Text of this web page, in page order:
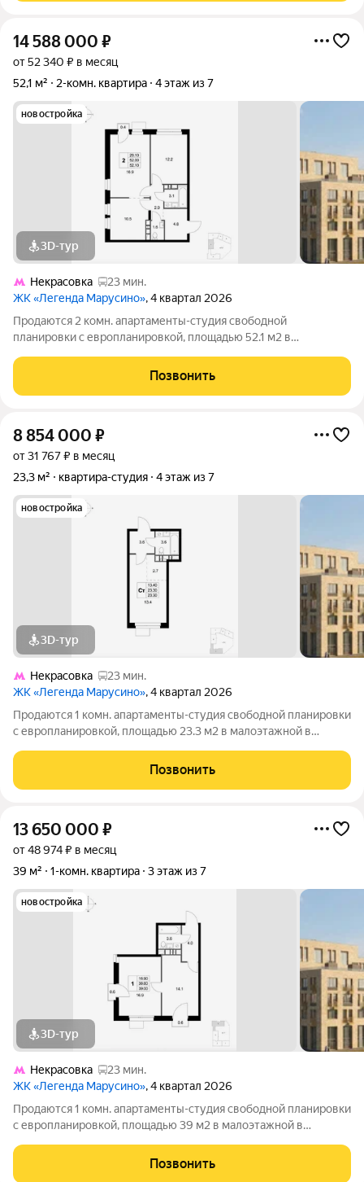
14 588 000 ₽
от 52 340 ₽ в месяц
52,1 м²
2-комн. квартира 4 этаж из 7
новостройка
3D-тур
Некрасовка
23 мин.
ЖК «Легенда Марусино», 4 квартал 2026
Продаются 2 комн. апартаменты-студия свободной
планировки с европланировкой, площадью 52.1 м2 в
транспортом от м. Некрасовка. Возможен вариант покупки с
использованием ипотечных средств, есть
Позвонить
8 854 000 ₽
от 31 767 ₽ в месяц
23,3 м²
квартира-студия 4 этаж из 7
новостройка
3D-тур
Некрасовка
23 мин.
ЖК «Легенда Марусино», 4 квартал 2026
Продаются 1 комн. апартаменты-студия свободной планировки
с европланировкой, площадью 23.3 м2 в малоэтажной в
м. Некрасовка. Возможен вариант покупки с использованием
ипотечных средств, есть
Позвонить
13 650 000 ₽
от 48 974 ₽ в месяц
39 м²
1-комн. квартира 3 этаж из 7
новостройка
3D-тур
Некрасовка
23 мин.
ЖК «Легенда Марусино», 4 квартал 2026
Продаются 1 комн. апартаменты-студия свободной планировки
с европланировкой, площадью 39 м2 в малоэтажной в
м. Некрасовка. Возможен вариант покупки с использованием
ипотечных средств, есть
Позвонить